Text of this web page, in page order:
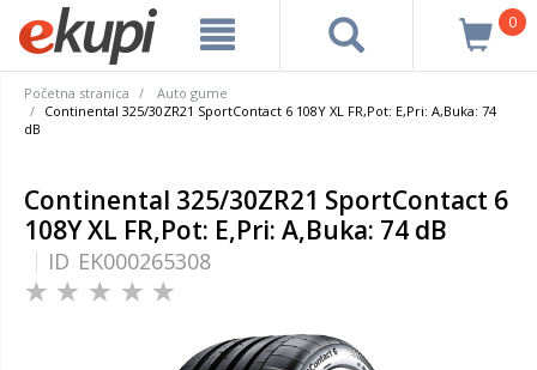
0
Početna stranica
Auto gume
Continental 325/30ZR21 SportContact 6 108Y XL FR,Pot: E,Pri: A,Buka: 74
dB
Continental 325/30ZR21 SportContact 6
108Y XL FR,Pot: E,Pri: A,Buka: 74 dB
ID EK000265308